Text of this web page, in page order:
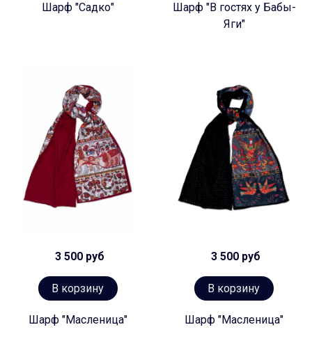
Шарф "Садко"
Шарф "В гостях у Бабы-
Яги"
3 500 руб
В корзину
Шарф "Масленица"
3 500 руб
В корзину
Шарф "Масленица"